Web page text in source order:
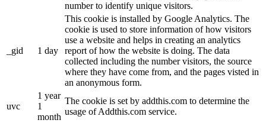
number to identify unique visitors.
_gid 1 day
This cookie is installed by Google Analytics. The
cookie is used to store information of how visitors
use a website and helps in creating an analytics
report of how the website is doing. The data
collected including the number visitors, the source
where they have come from, and the pages visted in
an anonymous form.
uvc
1 year
1
month
The cookie is set by addthis.com to determine the
usage of Addthis.com service.